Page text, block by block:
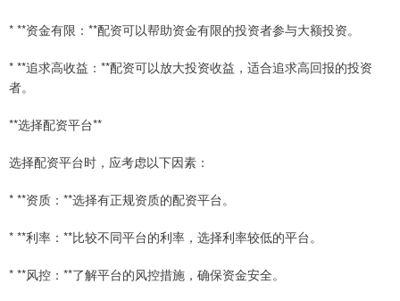
* **资金有限：**配资可以帮助资金有限的投资者参与大额投资。
* **追求高收益：**配资可以放大投资收益，适合追求高回报的投资
者。
**选择配资平台**
选择配资平台时，应考虑以下因素：
* **资质：**选择有正规资质的配资平台。
* **利率：**比较不同平台的利率，选择利率较低的平台。
* **风控：**了解平台的风控措施，确保资金安全。